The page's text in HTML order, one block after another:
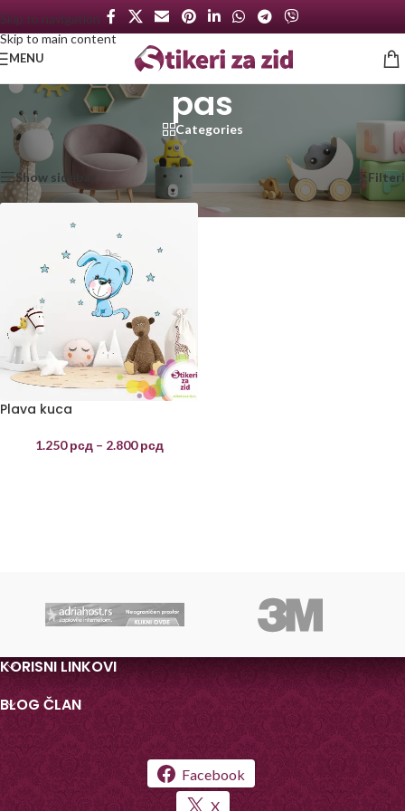
Skip to navigation
Skip to main content
MENU
pas
Categories
Početna
Proizvod označen „pas“ Prikazan jedan rezultat
Show sidebar Filteri
Plava kuca
1.250рсд – 2.800рсд
KORISNI LINKOVI
BLOG ČLAN
Facebook
X